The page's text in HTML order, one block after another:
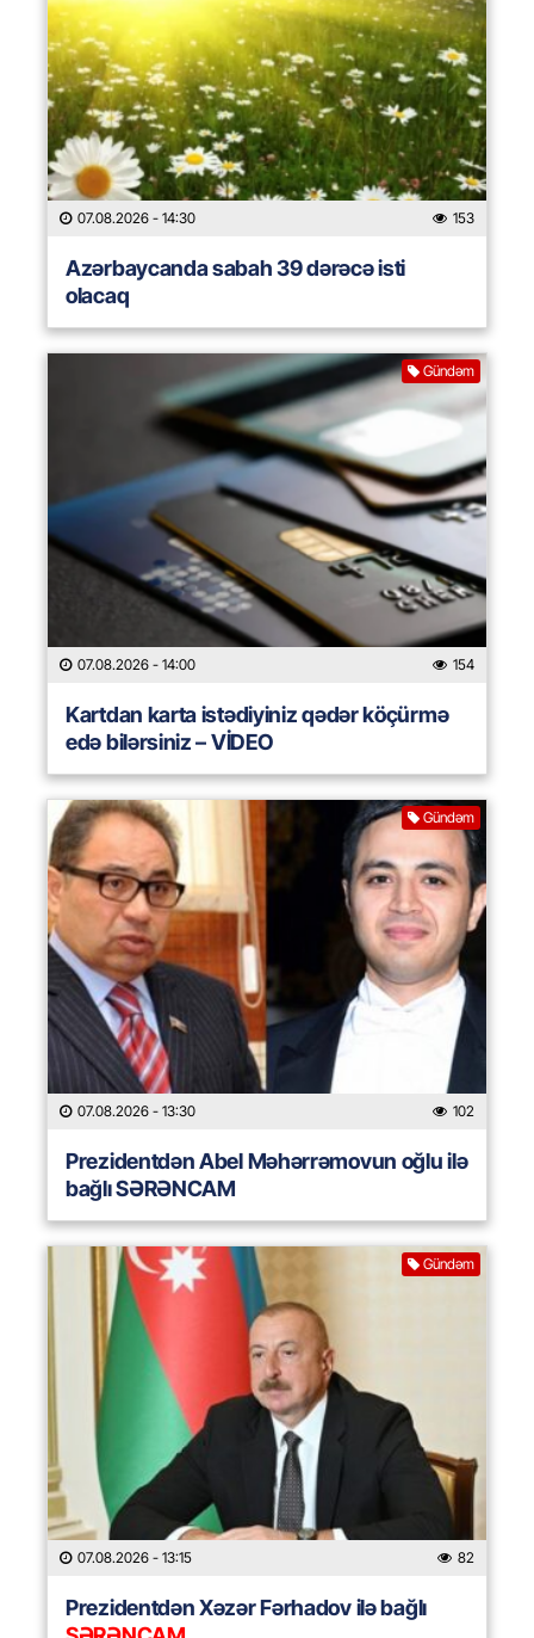
07.08.2026 - 14:30 153
Azərbaycanda sabah 39 dərəcə isti
olacaq
Gündəm
07.08.2026 - 14:00 154
Kartdan karta istədiyiniz qədər köçürmə
edə bilərsiniz – VİDEO
Gündəm
07.08.2026 - 13:30 102
Prezidentdən Abel Məhərrəmovun oğlu ilə
bağlı SƏRƏNCAM
Gündəm
07.08.2026 - 13:15 82
Prezidentdən Xəzər Fərhadov ilə bağlı